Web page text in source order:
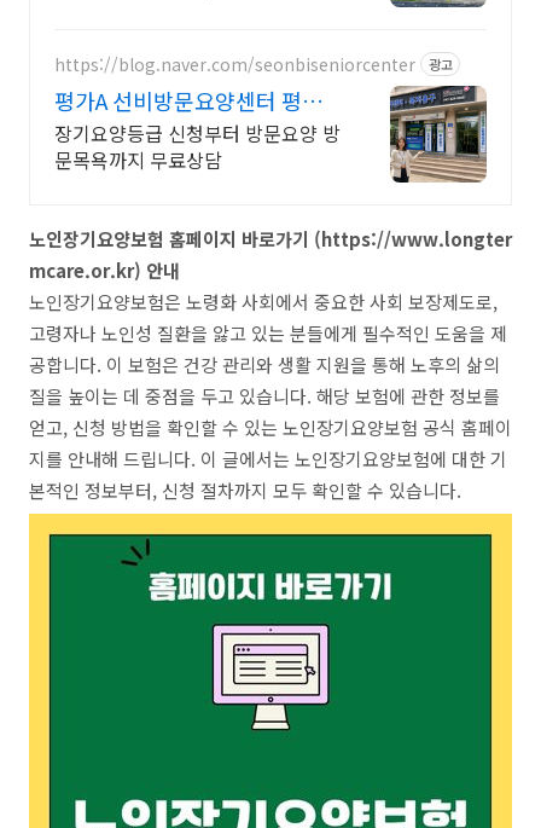
https://blog.naver.com/seonbiseniorcenter 광고
평가A 선비방문요양센터 평가A
장기요양기관
장기요양등급 신청부터 방문요양 방
문목욕까지 무료상담
노인장기요양보험 홈페이지 바로가기 (https://www.longter
mcare.or.kr) 안내
노인장기요양보험은 노령화 사회에서 중요한 사회 보장제도로,
고령자나 노인성 질환을 앓고 있는 분들에게 필수적인 도움을 제
공합니다. 이 보험은 건강 관리와 생활 지원을 통해 노후의 삶의
질을 높이는 데 중점을 두고 있습니다. 해당 보험에 관한 정보를
얻고, 신청 방법을 확인할 수 있는 노인장기요양보험 공식 홈페이
지를 안내해 드립니다. 이 글에서는 노인장기요양보험에 대한 기
본적인 정보부터, 신청 절차까지 모두 확인할 수 있습니다.